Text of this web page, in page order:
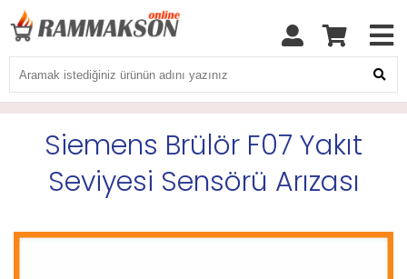
Siemens Brülör F07 Yakıt
Seviyesi Sensörü Arızası